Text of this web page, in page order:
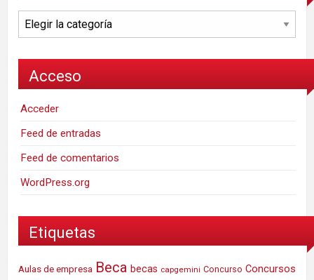
Categorías
Acceso
Acceder
Feed de entradas
Feed de comentarios
WordPress.org
Etiquetas
Aulas de empresa Beca becas capgemini Concurso Concursos